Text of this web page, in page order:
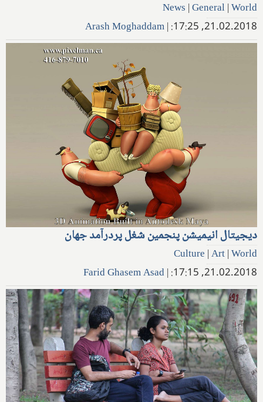
News |General|World
21.02.2018, 17:25:
|
Arash Moghaddam
دیجیتال انیمیشن پنجمین شغل پردرآمد جهان
Culture |Art|World
21.02.2018, 17:15:
|
Farid Ghasem Asad